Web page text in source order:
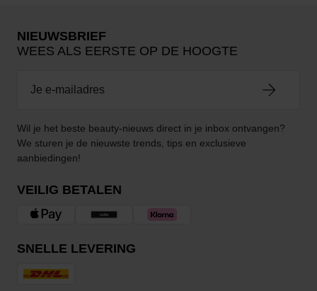
NIEUWSBRIEF
WEES ALS EERSTE OP DE HOOGTE
Wil je het beste beauty-nieuws direct in je inbox ontvangen?
We sturen je de nieuwste trends, tips en exclusieve
aanbiedingen!
VEILIG BETALEN
SNELLE LEVERING